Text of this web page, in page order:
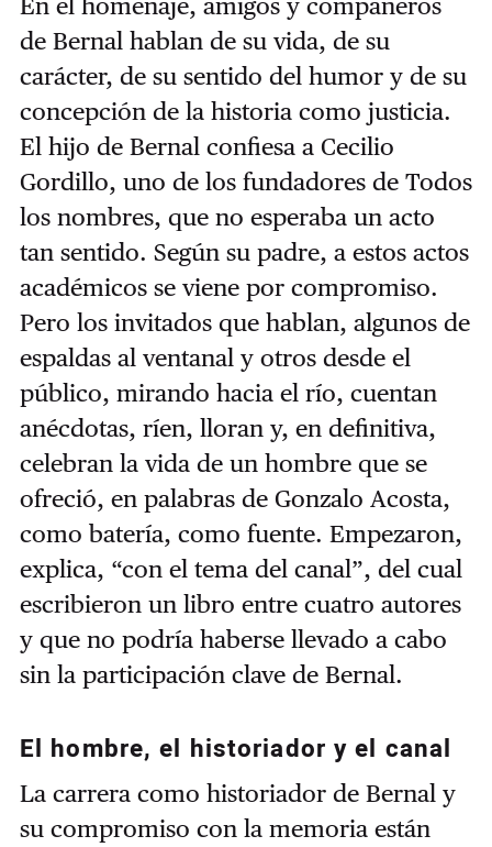
En el homenaje, amigos y compañeros
de Bernal hablan de su vida, de su
carácter, de su sentido del humor y de su
concepción de la historia como justicia.
El hijo de Bernal confiesa a Cecilio
Gordillo, uno de los fundadores de Todos
los nombres, que no esperaba un acto
tan sentido. Según su padre, a estos actos
académicos se viene por compromiso.
Pero los invitados que hablan, algunos de
espaldas al ventanal y otros desde el
público, mirando hacia el río, cuentan
anécdotas, ríen, lloran y, en definitiva,
celebran la vida de un hombre que se
ofreció, en palabras de Gonzalo Acosta,
como batería, como fuente. Empezaron,
explica, “con el tema del canal”, del cual
escribieron un libro entre cuatro autores
y que no podría haberse llevado a cabo
sin la participación clave de Bernal.
El hombre, el historiador y el canal
La carrera como historiador de Bernal y
su compromiso con la memoria están